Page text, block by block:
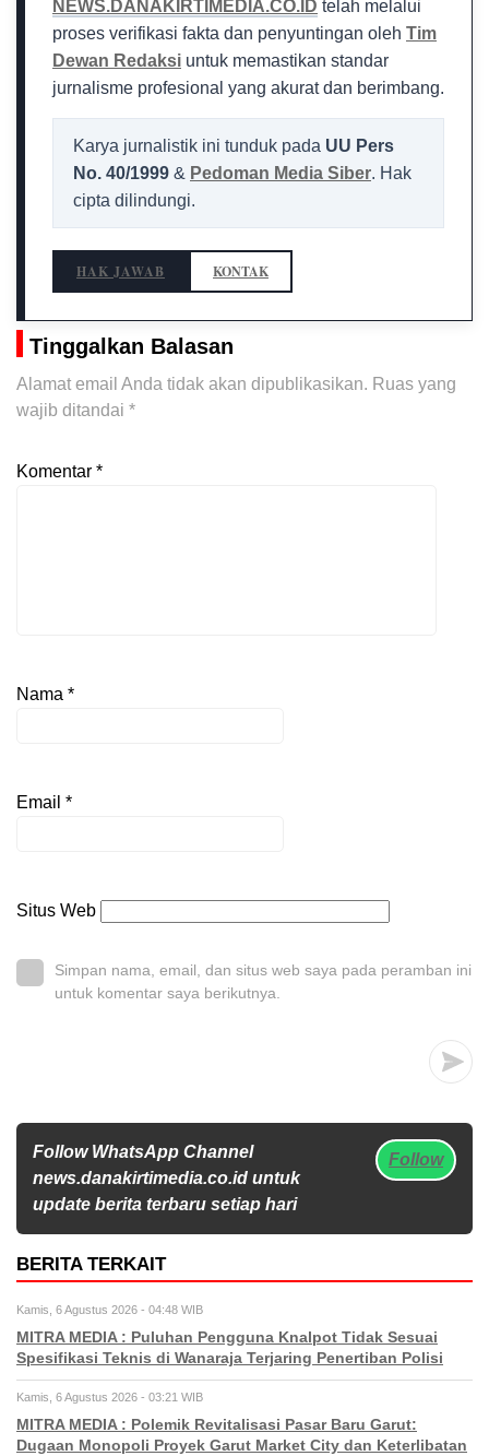
NEWS.DANAKIRTIMEDIA.CO.ID telah melalui
proses verifikasi fakta dan penyuntingan oleh Tim
Dewan Redaksi untuk memastikan standar
jurnalisme profesional yang akurat dan berimbang.
Karya jurnalistik ini tunduk pada UU Pers
No. 40/1999 & Pedoman Media Siber. Hak
cipta dilindungi.
HAK JAWAB KONTAK
Tinggalkan Balasan
Alamat email Anda tidak akan dipublikasikan. Ruas yang
wajib ditandai *
Komentar *
Nama *
Email *
Situs Web
Simpan nama, email, dan situs web saya pada peramban ini
untuk komentar saya berikutnya.
Follow WhatsApp Channel
news.danakirtimedia.co.id untuk
update berita terbaru setiap hari
Follow
BERITA TERKAIT
Kamis, 6 Agustus 2026 - 04:48 WIB
MITRA MEDIA : Puluhan Pengguna Knalpot Tidak Sesuai
Spesifikasi Teknis di Wanaraja Terjaring Penertiban Polisi
Kamis, 6 Agustus 2026 - 03:21 WIB
MITRA MEDIA : Polemik Revitalisasi Pasar Baru Garut:
Dugaan Monopoli Proyek Garut Market City dan Keterlibatan